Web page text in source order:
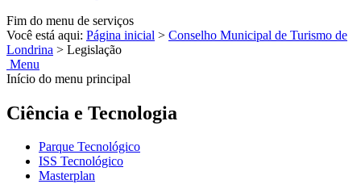
Fim do menu de serviços
Você está aqui: Página inicial > Conselho Municipal de Turismo de
Londrina > Legislação
Menu
Início do menu principal
Ciência e Tecnologia
Parque Tecnológico
ISS Tecnológico
Masterplan